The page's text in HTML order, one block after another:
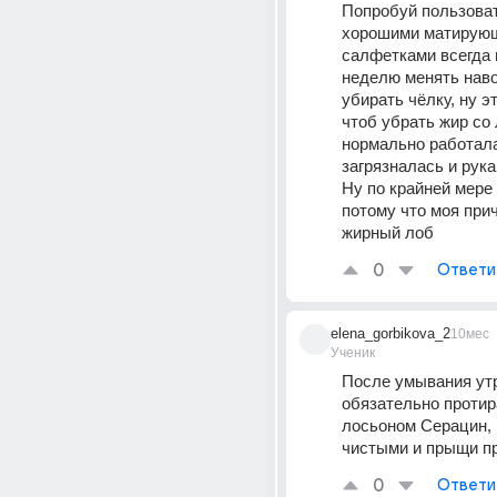
Попробуй
хорошими
салфетками всегда
неделю менять
убирать чёлку, ну
чтоб убрать жир со
нормально
загрязналась и
Ну по крайней
потому что моя
жирный лоб
0
elena_gorbikova_2
Ученик
10мес
После умывания
обязательно
лосьоном Серацин,
чистыми и прыщи
0